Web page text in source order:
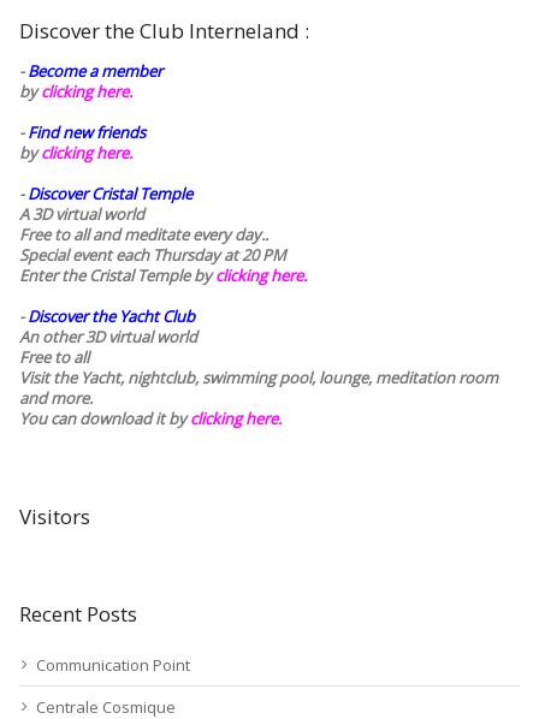
Discover the Club Interneland :
-Become a member
byclicking here.
-Find new friends
byclicking here.
-Discover Cristal Temple
A 3D virtual world
Free to all and meditate every day..
Special event each Thursday at 20 PM
Enter the Cristal Temple byclicking here.
-Discover the Yacht Club
An other 3D virtual world
Free to all
Visit the Yacht, nightclub, swimming pool, lounge, meditation room
and more.
You can download it byclicking here.
Visitors
Recent Posts
Communication Point
Centrale Cosmique